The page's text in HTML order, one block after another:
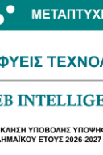
για την
σπουδών για
τα 6 ακ.
η ελάχιστη
Εργασία-